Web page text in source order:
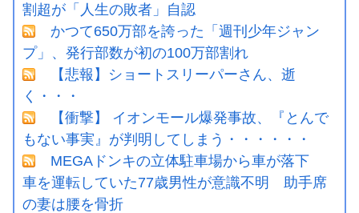
割超が「人生の敗者」自認
かつて650万部を誇った「週刊少年ジャン
プ」、発行部数が初の100万部割れ
【悲報】ショートスリーパーさん、逝
く・・・
【衝撃】 イオンモール爆発事故、『とんで
もない事実』が判明してしまう・・・・・・
MEGAドンキの立体駐車場から車が落下
車を運転していた77歳男性が意識不明 助手席
の妻は腰を骨折